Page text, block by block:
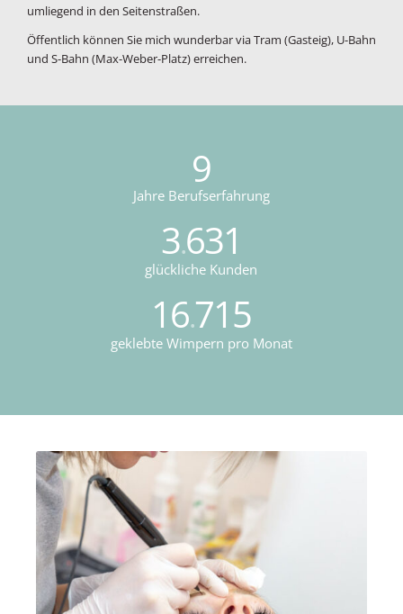
umliegend in den Seitenstraßen.
Öffentlich können Sie mich wunderbar via Tram (Gasteig), U-Bahn
und S-Bahn (Max-Weber-Platz) erreichen.
9
Jahre Berufserfahrung
3.631
glückliche Kunden
16.715
geklebte Wimpern pro Monat